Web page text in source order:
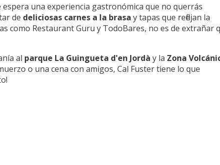
espera una experiencia gastronómica que no querrás
de deliciosas carnes a la brasa y tapas que reflejan la
como Restaurant Guru y TodoBares, no es de extrañar
al parque La Guingueta d'en Jordà y la Zona
o una cena con amigos, Cal Fuster tiene lo que